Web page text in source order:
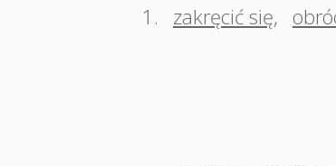
1.
zakręcić się,